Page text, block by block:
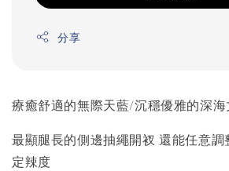
分享
療癒舒適的無際天藍/沉穩優雅的深海
最顯腿長的側邊抽繩開衩 還能任意
定辣度